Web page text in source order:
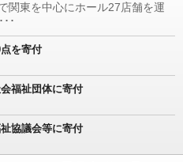
関東を中心にホール27店舗を運
･
を寄付
福祉団体に寄付
協議会等に寄付